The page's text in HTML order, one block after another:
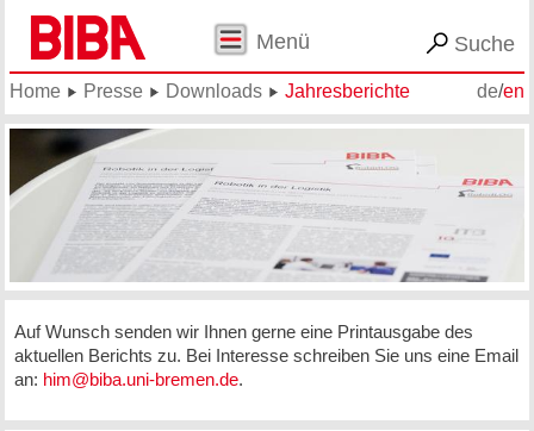
Menü Suche
de/en
Home Presse Downloads Jahresberichte
Auf Wunsch senden wir Ihnen gerne eine Printausgabe des
aktuellen Berichts zu. Bei Interesse schreiben Sie uns eine Email
an: him@biba.uni-bremen.de.